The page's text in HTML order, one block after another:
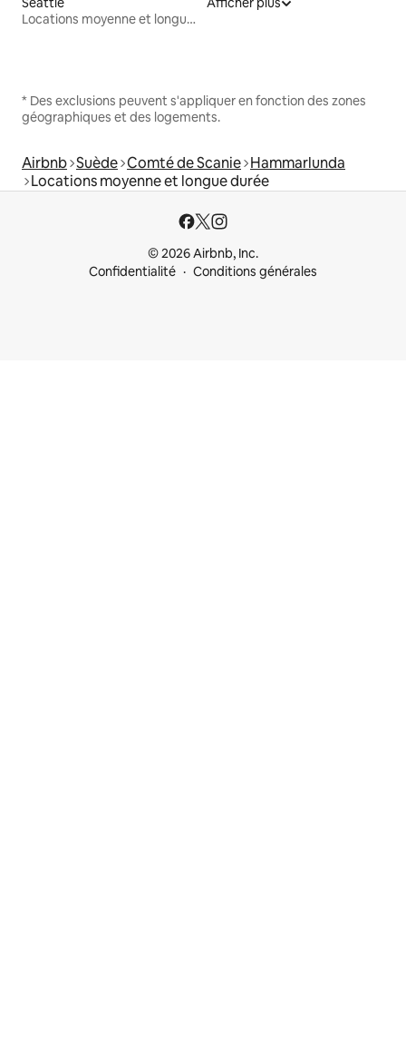
Locations moyenne et longue durée
* Des exclusions peuvent s'appliquer en fonction des zones
géographiques et des logements.
Airbnb Suède Comté de Scanie Hammarlunda
Locations moyenne et longue durée
© 2026 Airbnb, Inc.
Confidentialité
Conditions générales